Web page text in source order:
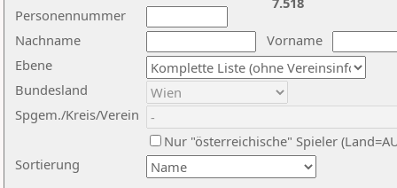
Nachname
Vorname
Ebene
Sortierung
Personennummer
Bundesland
Spgem./Kreis/Verein
Nur "österreichische" Spieler